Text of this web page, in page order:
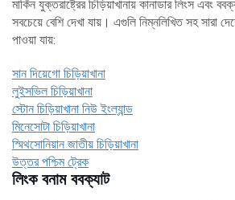
মার্কিন যুক্তরাষ্ট্রের চিড়িয়াখানায় কানাডার লিংস এবং
সবচেয়ে বেশি দেখা যায়। এগুলি নিম্নলিখিত সহ সারা
পাওয়া যায়:
সান দিয়েগো চিড়িয়াখানা
লুইসভিল চিড়িয়াখানা
স্টোন চিড়িয়াখানা নিউ ইংল্যান্ড
মিনেসোটা চিড়িয়াখানা
স্মিথসোনিয়ান জাতীয় চিড়িয়াখানা
উত্তর পশ্চিম ট্রেক
লিংক বনাম ববক্যাট